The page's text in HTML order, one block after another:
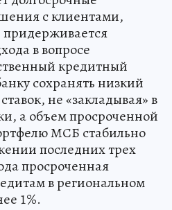
с клиентами,
придерживается
в вопросе
кредитный
сохранять низкий
не «закладывая» в
а объем просроченной
МСБ стабильно
последних трех
просроченная
в региональном
1%.